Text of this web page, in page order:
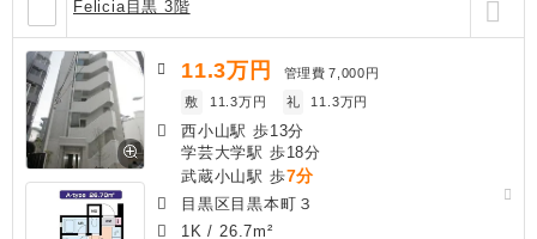
Felicia目黒 3階
11.3万円 管理費 7,000円
敷
11.3万円 礼 11.3万円
西小山駅 歩13分
学芸大学駅 歩18分
武蔵小山駅 歩7分
目黒区目黒本町３
1K / 26.7m²